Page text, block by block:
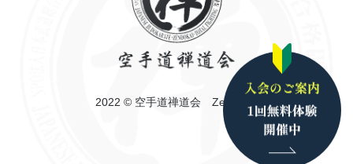
2022 © 空手道禅道会 Zendokai